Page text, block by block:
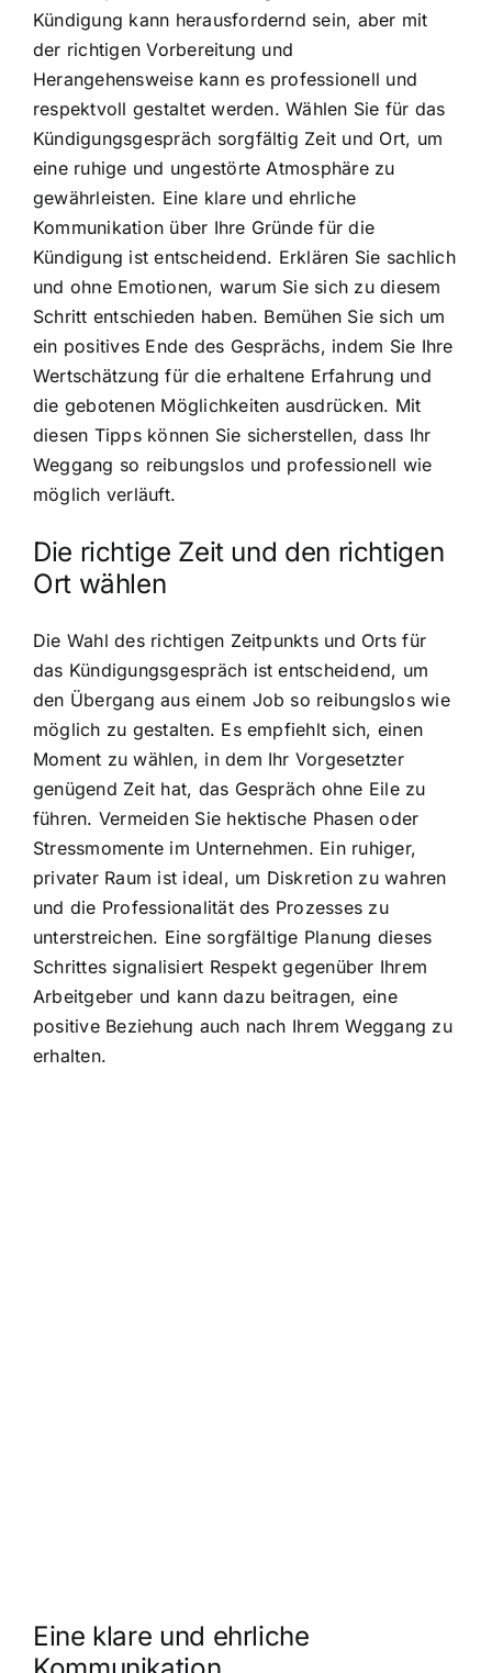
Kündigung kann herausfordernd sein, aber mit
der richtigen Vorbereitung und
Herangehensweise kann es professionell und
respektvoll gestaltet werden. Wählen Sie für das
Kündigungsgespräch sorgfältig Zeit und Ort, um
eine ruhige und ungestörte Atmosphäre zu
gewährleisten. Eine klare und ehrliche
Kommunikation über Ihre Gründe für die
Kündigung ist entscheidend. Erklären Sie sachlich
und ohne Emotionen, warum Sie sich zu diesem
Schritt entschieden haben. Bemühen Sie sich um
ein positives Ende des Gesprächs, indem Sie Ihre
Wertschätzung für die erhaltene Erfahrung und
die gebotenen Möglichkeiten ausdrücken. Mit
diesen Tipps können Sie sicherstellen, dass Ihr
Weggang so reibungslos und professionell wie
möglich verläuft.
Die richtige Zeit und den richtigen
Ort wählen
Die Wahl des richtigen Zeitpunkts und Orts für
das Kündigungsgespräch ist entscheidend, um
den Übergang aus einem Job so reibungslos wie
möglich zu gestalten. Es empfiehlt sich, einen
Moment zu wählen, in dem Ihr Vorgesetzter
genügend Zeit hat, das Gespräch ohne Eile zu
führen. Vermeiden Sie hektische Phasen oder
Stressmomente im Unternehmen. Ein ruhiger,
privater Raum ist ideal, um Diskretion zu wahren
und die Professionalität des Prozesses zu
unterstreichen. Eine sorgfältige Planung dieses
Schrittes signalisiert Respekt gegenüber Ihrem
Arbeitgeber und kann dazu beitragen, eine
positive Beziehung auch nach Ihrem Weggang zu
erhalten.
Eine klare und ehrliche